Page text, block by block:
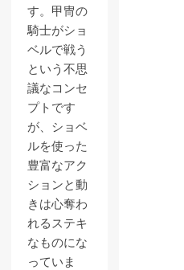
す。甲冑の
騎士がショ
ベルで戦う
という不思
議なコンセ
プトです
が、ショベ
ルを使った
豊富なアク
ションと動
きは心奪わ
れるステキ
なものにな
っていま